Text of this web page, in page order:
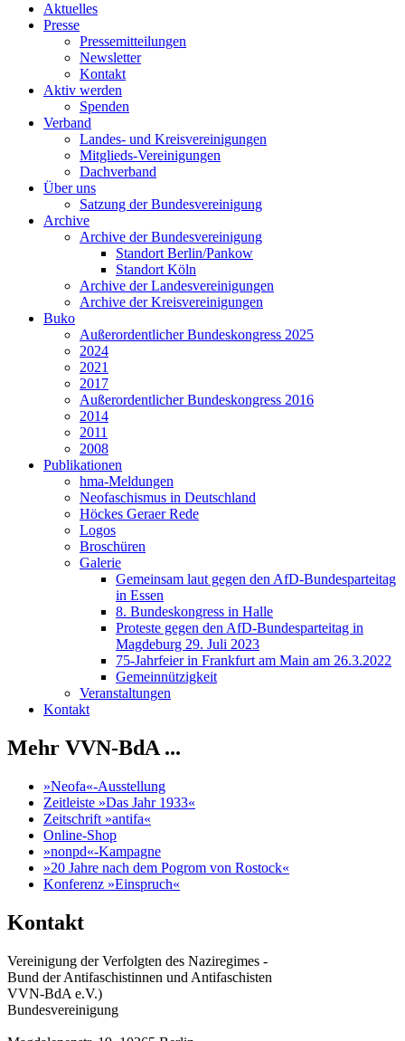
Aktuelles
Presse
Pressemitteilungen
Newsletter
Kontakt
Aktiv werden
Spenden
Verband
Landes- und Kreisvereinigungen
Mitglieds-Vereinigungen
Dachverband
Über uns
Satzung der Bundesvereinigung
Archive
Archive der Bundesvereinigung
Standort Berlin/Pankow
Standort Köln
Archive der Landesvereinigungen
Archive der Kreisvereinigungen
Buko
Außerordentlicher Bundeskongress 2025
2024
2021
2017
Außerordentlicher Bundeskongress 2016
2014
2011
2008
Publikationen
hma-Meldungen
Neofaschismus in Deutschland
Höckes Geraer Rede
Logos
Broschüren
Galerie
Gemeinsam laut gegen den AfD-Bundesparteitag
in Essen
8. Bundeskongress in Halle
Proteste gegen den AfD-Bundesparteitag in
Magdeburg 29. Juli 2023
75-Jahrfeier in Frankfurt am Main am 26.3.2022
Gemeinnützigkeit
Veranstaltungen
Kontakt
Mehr VVN-BdA ...
»Neofa«-Ausstellung
Zeitleiste »Das Jahr 1933«
Zeitschrift »antifa«
Online-Shop
»nonpd«-Kampagne
»20 Jahre nach dem Pogrom von Rostock«
Konferenz »Einspruch«
Kontakt
Vereinigung der Verfolgten des Naziregimes -
Bund der Antifaschistinnen und Antifaschisten
VVN-BdA e.V.)
Bundesvereinigung